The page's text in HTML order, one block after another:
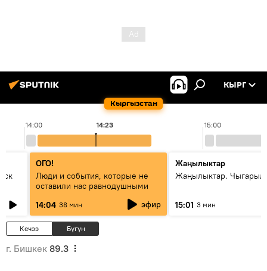
Кыргызстан
КЫРГ
14:00 15:00
14:23
ОГО!
Люди и события, которые не
оставили нас равнодушными
14:04 38 мин эфир
Жаңылыктар
Жаңылыктар.
15:01 3 мин
Кечээ Бүгүн
г. Бишкек 89.3